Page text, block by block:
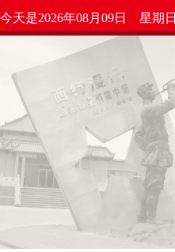
今天是2026年08月09日 星期日